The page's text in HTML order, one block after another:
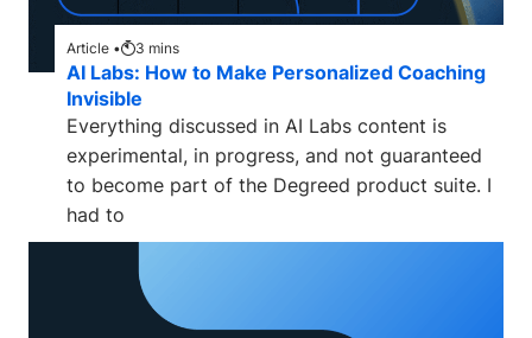
Article • 3 mins
AI Labs: How to Make Personalized Coaching
Invisible
Everything discussed in AI Labs content is
experimental, in progress, and not guaranteed
to become part of the Degreed product suite. I
had to